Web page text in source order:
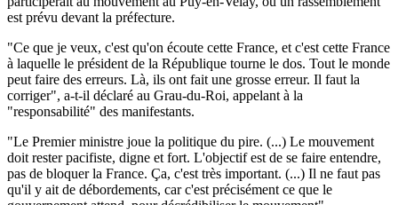
est prévu devant la préfecture.
"Ce que je veux, c'est qu'on écoute cette France, et c'est cette France
à laquelle le président de la République tourne le dos. Tout le monde
peut faire des erreurs. Là, ils ont fait une grosse erreur. Il faut la
corriger", a-t-il déclaré au Grau-du-Roi, appelant à la
"responsabilité" des manifestants.
"Le Premier ministre joue la politique du pire. (...) Le mouvement
doit rester pacifiste, digne et fort. L'objectif est de se faire entendre,
pas de bloquer la France. Ça, c'est très important. (...) Il ne faut pas
qu'il y ait de débordements, car c'est précisément ce que le